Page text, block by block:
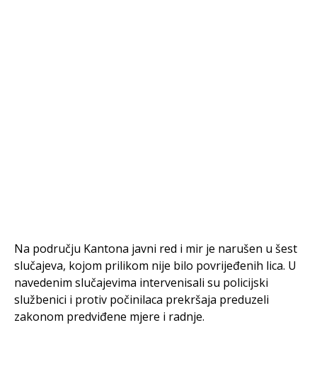
Na području Kantona javni red i mir je narušen u šest
slučajeva, kojom prilikom nije bilo povrijeđenih lica. U
navedenim slučajevima intervenisali su policijski
službenici i protiv počinilaca prekršaja preduzeli
zakonom predviđene mjere i radnje.